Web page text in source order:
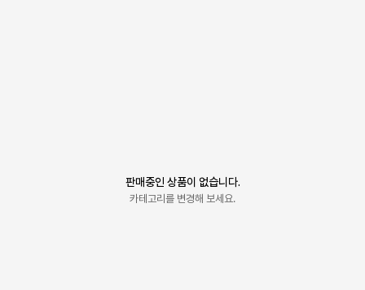
판매중인 상품이 없습니다.
카테고리를 변경해 보세요.